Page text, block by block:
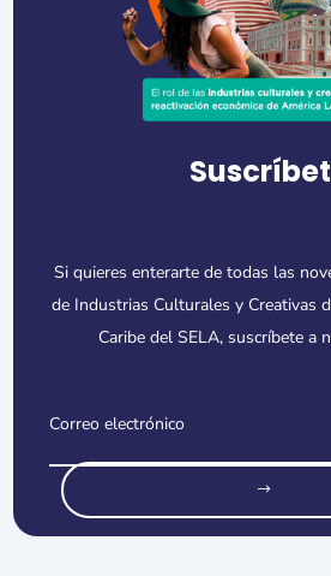
Si quieres enterarte de todas las
de Industrias Culturales y Creativas
Caribe del SELA, suscríbete a